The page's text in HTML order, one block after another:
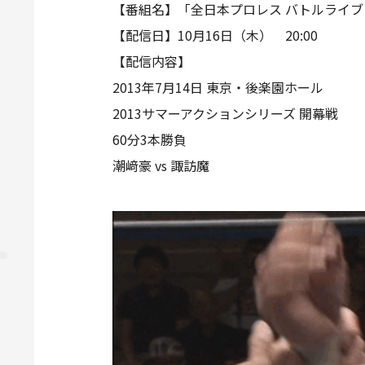
【番組名】「全日本プロレス バトルライ
【配信日】10月16日（木） 20:00
【配信内容】
2013年7月14日 東京・後楽園ホール
2013サマーアクションシリーズ 開幕戦
60分3本勝負
潮﨑豪 vs 諏訪魔